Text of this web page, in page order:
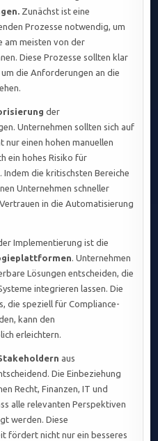
Zunächst ist eine
Prozesse notwendig, um
am meisten von der
Diese Prozesse sollten klar
die Anforderungen an die
der
Unternehmen sollten sich auf
nur einen hohen manuellen
ein hohes Risiko für
die kritischsten Bereiche
Unternehmen schneller
in die Automatisierung
Implementierung ist die
. Unternehmen
Lösungen entscheiden, die
integrieren lassen. Die
die speziell für Compliance-
kann den
erleichtern.
aus
Die Einbeziehung
Recht, Finanzen, IT und
alle relevanten Perspektiven
werden. Diese
fördert nicht nur ein besseres